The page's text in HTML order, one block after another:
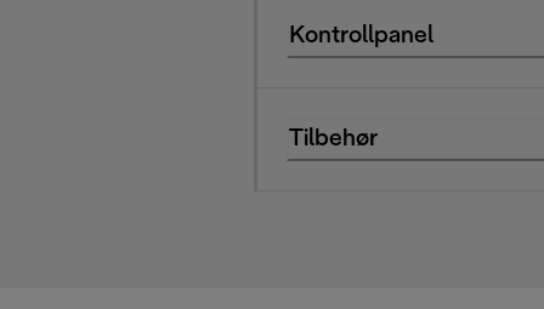
Kontrollpanel
Tilbehør